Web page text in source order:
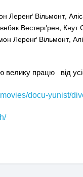
Леренґ Вільмонт,
Вестерґрен, Кнут
Леренґ Вільмонт,
велику працю від
docu-yunist/